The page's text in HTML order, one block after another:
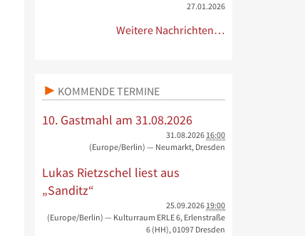
27.01.2026
Weitere Nachrichten…
KOMMENDE TERMINE
10. Gastmahl am 31.08.2026
31.08.2026 16:00
(Europe/Berlin) — Neumarkt, Dresden
Lukas Rietzschel liest aus
„Sanditz“
25.09.2026 19:00
(Europe/Berlin) — Kulturraum ERLE 6, Erlenstraße
6 (HH), 01097 Dresden